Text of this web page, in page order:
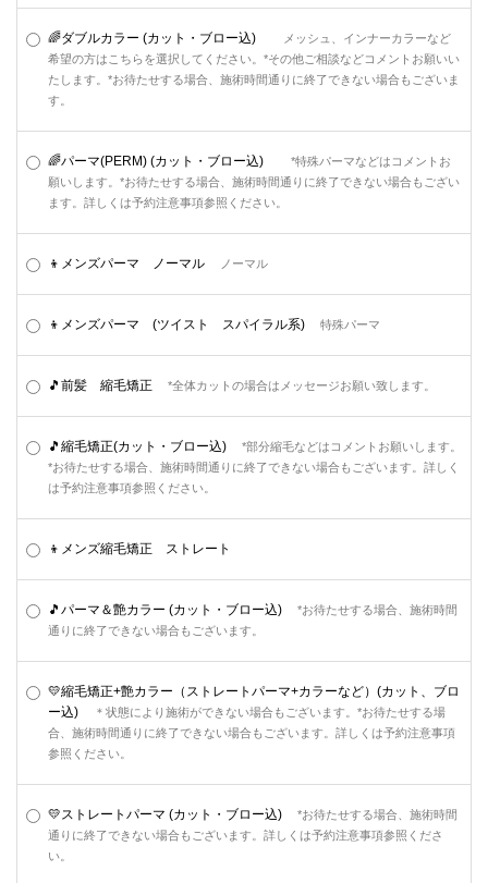
🌈ダブルカラー (カット・ブロー込)
メッシュ、インナーカラーなど
希望の方はこちらを選択してください。*その他ご相談などコメントお願いい
たします。*お待たせする場合、施術時間通りに終了できない場合もございま
す。
🌈パーマ(PERM) (カット・ブロー込)
*特殊パーマなどはコメントお
願いします。*お待たせする場合、施術時間通りに終了できない場合もござい
ます。詳しくは予約注意事項参照ください。
👦メンズパーマ ノーマル ノーマル
👦メンズパーマ (ツイスト スパイラル系) 特殊パーマ
🎵前髪 縮毛矯正 *全体カットの場合はメッセージお願い致します。
🎵縮毛矯正(カット・ブロー込)
*部分縮毛などはコメントお願いします。
*お待たせする場合、施術時間通りに終了できない場合もございます。詳しく
は予約注意事項参照ください。
👦メンズ縮毛矯正 ストレート
🎵パーマ＆艶カラー (カット・ブロー込)
*お待たせする場合、施術時間
通りに終了できない場合もございます。
💛縮毛矯正+艶カラー（ストレートパーマ+カラーなど）(カット、ブロ
ー込)
＊状態により施術ができない場合もございます。*お待たせする場
合、施術時間通りに終了できない場合もございます。詳しくは予約注意事項
参照ください。
💛ストレートパーマ (カット・ブロー込)
*お待たせする場合、施術時間
通りに終了できない場合もございます。詳しくは予約注意事項参照くださ
い。